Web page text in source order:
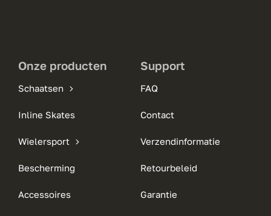
Onze producten
Schaatsen
Inline Skates
Wielersport
Bescherming
Accessoires
Support
FAQ
Contact
Verzendinformatie
Retourbeleid
Garantie